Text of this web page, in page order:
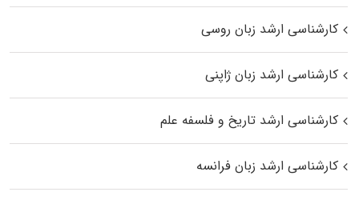
کارشناسی ارشد زبان روسی
کارشناسی ارشد زبان ژاپنی
کارشناسی ارشد تاریخ و فلسفه علم
کارشناسی ارشد زبان فرانسه